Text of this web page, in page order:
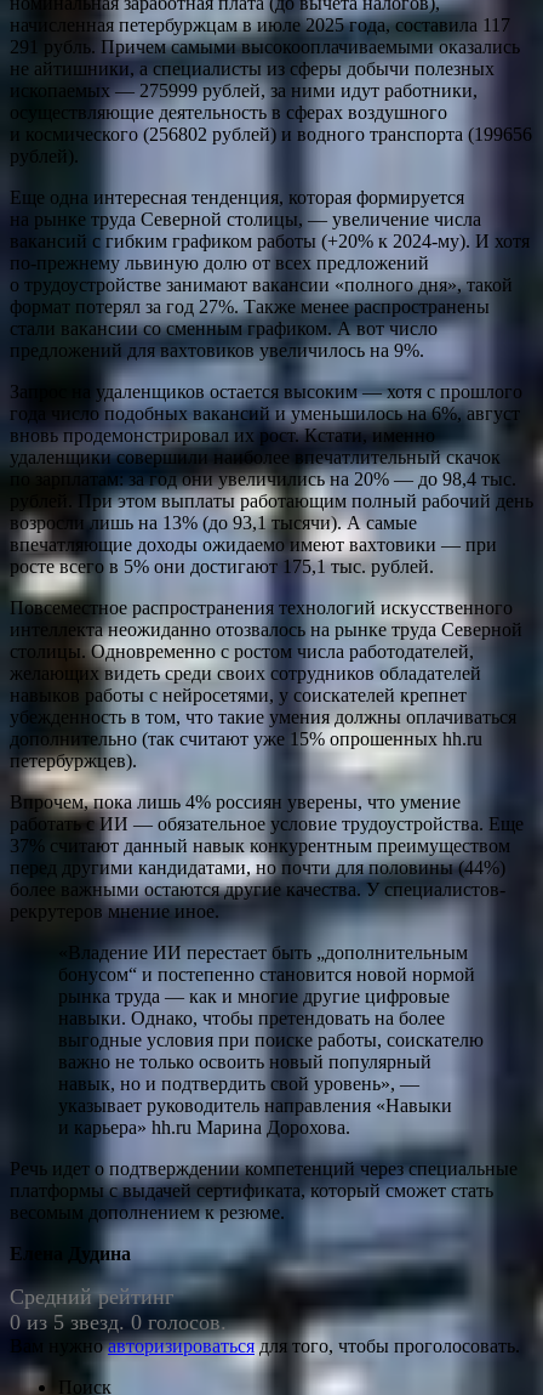
начисленная петербуржцам в июле 2025 года, составила 117
291 рубль. Причем самыми высокооплачиваемыми оказались
не айтишники, а специалисты из сферы добычи полезных
ископаемых — 275999 рублей, за ними идут работники,
осуществляющие деятельность в сферах воздушного
и космического (256802 рублей) и водного транспорта (199656
рублей).
Еще одна интересная тенденция, которая формируется
на рынке труда Северной столицы, — увеличение числа
вакансий с гибким графиком работы (+20% к 2024-му). И хотя
по-прежнему львиную долю от всех предложений
о трудоустройстве занимают вакансии «полного дня», такой
формат потерял за год 27%. Также менее распространены
стали вакансии со сменным графиком. А вот число
предложений для вахтовиков увеличилось на 9%.
Запрос на удаленщиков остается высоким — хотя с прошлого
года число подобных вакансий и уменьшилось на 6%, август
вновь продемонстрировал их рост. Кстати, именно
удаленщики совершили наиболее впечатлительный скачок
по зарплатам: за год они увеличились на 20% — до 98,4 тыс.
рублей. При этом выплаты работающим полный рабочий день
возросли лишь на 13% (до 93,1 тысячи). А самые
впечатляющие доходы ожидаемо имеют вахтовики — при
росте всего в 5% они достигают 175,1 тыс. рублей.
Повсеместное распространения технологий искусственного
интеллекта неожиданно отозвалось на рынке труда Северной
столицы. Одновременно с ростом числа работодателей,
желающих видеть среди своих сотрудников обладателей
навыков работы с нейросетями, у соискателей крепнет
убежденность в том, что такие умения должны оплачиваться
дополнительно (так считают уже 15% опрошенных hh.ru
петербуржцев).
Впрочем, пока лишь 4% россиян уверены, что умение
работать с ИИ — обязательное условие трудоустройства. Еще
37% считают данный навык конкурентным преимуществом
перед другими кандидатами, но почти для половины (44%)
более важными остаются другие качества. У специалистов-
рекрутеров мнение иное.
«Владение ИИ перестает быть „дополнительным
бонусом“ и постепенно становится новой нормой
рынка труда — как и многие другие цифровые
навыки. Однако, чтобы претендовать на более
выгодные условия при поиске работы, соискателю
важно не только освоить новый популярный
навык, но и подтвердить свой уровень», —
указывает руководитель направления «Навыки
и карьера» hh.ru Марина Дорохова.
Речь идет о подтверждении компетенций через специальные
платформы с выдачей сертификата, который сможет стать
весомым дополнением к резюме.
Елена Дудина
Средний рейтинг
0 из 5 звезд. 0 голосов.
Вам нужноавторизироватьсядля того, чтобы проголосовать.
Поиск